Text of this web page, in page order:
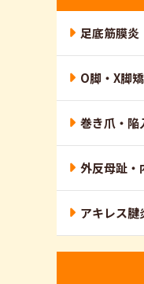
足底筋膜炎
O脚・X脚
巻き爪・陥
外反母趾・
アキレス腱